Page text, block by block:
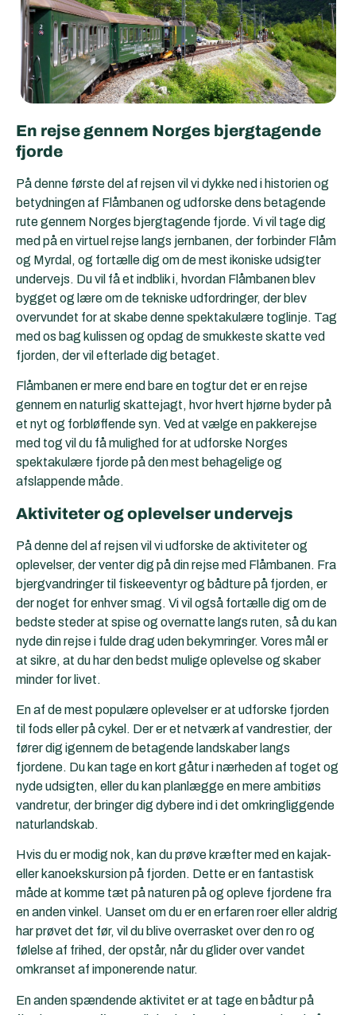
En rejse gennem Norges bjergtagende
fjorde
På denne første del af rejsen vil vi dykke ned i historien og
betydningen af Flåmbanen og udforske dens betagende
rute gennem Norges bjergtagende fjorde. Vi vil tage dig
med på en virtuel rejse langs jernbanen, der forbinder Flåm
og Myrdal, og fortælle dig om de mest ikoniske udsigter
undervejs. Du vil få et indblik i, hvordan Flåmbanen blev
bygget og lære om de tekniske udfordringer, der blev
overvundet for at skabe denne spektakulære toglinje. Tag
med os bag kulissen og opdag de smukkeste skatte ved
fjorden, der vil efterlade dig betaget.
Flåmbanen er mere end bare en togtur det er en rejse
gennem en naturlig skattejagt, hvor hvert hjørne byder på
et nyt og forbløffende syn. Ved at vælge en pakkerejse
med tog vil du få mulighed for at udforske Norges
spektakulære fjorde på den mest behagelige og
afslappende måde.
Aktiviteter og oplevelser undervejs
På denne del af rejsen vil vi udforske de aktiviteter og
oplevelser, der venter dig på din rejse med Flåmbanen. Fra
bjergvandringer til fiskeeventyr og bådture på fjorden, er
der noget for enhver smag. Vi vil også fortælle dig om de
bedste steder at spise og overnatte langs ruten, så du kan
nyde din rejse i fulde drag uden bekymringer. Vores mål er
at sikre, at du har den bedst mulige oplevelse og skaber
minder for livet.
En af de mest populære oplevelser er at udforske fjorden
til fods eller på cykel. Der er et netværk af vandrestier, der
fører dig igennem de betagende landskaber langs
fjordene. Du kan tage en kort gåtur i nærheden af toget og
nyde udsigten, eller du kan planlægge en mere ambitiøs
vandretur, der bringer dig dybere ind i det omkringliggende
naturlandskab.
Hvis du er modig nok, kan du prøve kræfter med en kajak-
eller kanoekskursion på fjorden. Dette er en fantastisk
måde at komme tæt på naturen på og opleve fjordene fra
en anden vinkel. Uanset om du er en erfaren roer eller aldrig
har prøvet det før, vil du blive overrasket over den ro og
følelse af frihed, der opstår, når du glider over vandet
omkranset af imponerende natur.
En anden spændende aktivitet er at tage en bådtur på